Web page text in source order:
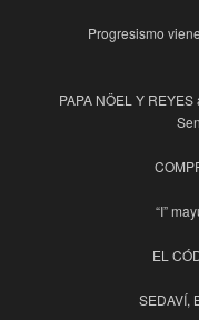
Progresismo
PAPA NÖEL Y
“I”
EL
SEDAVÍ,